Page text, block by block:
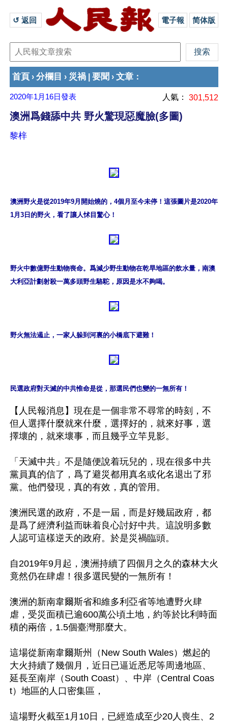
↺ 返回 電子報 简体版
首頁 › 分欄目 › 災禍 要聞 › 文章 ：
2020年1月16日發表 人氣： 301,512
澳洲爲錢舔中共 野火驚現惡魔臉(多圖)
黎梓
澳洲野火是從2019年9月開始燒的，4個月至今未停！這張圖片是2020年
1月3日的野火，看了讓人怵目驚心！
野火中數億野生動物喪命。爲減少野生動物在乾旱地區的飲水量，南澳
大利亞計劃射殺一萬多頭野生駱駝，原因是水不夠喝。
野火無法遏止，一家人躲到河裏的小橋底下避難！
民選政府對天滅的中共惟命是從，那選民們也變的一無所有！
【人民報消息】現在是一個非常不尋常的時刻，不
但人選擇什麼就來什麼，選擇好的，就來好事，選
擇壞的，就來壞事，而且幾乎立竿見影。
「天滅中共」不是隨便說着玩兒的，現在很多中共
黨員真的信了，爲了避災都用真名或化名退出了邪
黨。他們發現，真的有效，真的管用。
澳洲民選的政府，不是一屆，而是好幾屆政府，都
是爲了經濟利益而昧着良心討好中共。這說明多數
人認可這樣逆天的政府。於是災禍臨頭。
自2019年9月起，澳洲持續了四個月之久的森林大火
竟然仍在肆虐！很多選民變的一無所有！
澳洲的新南韋爾斯省和維多利亞省等地遭野火肆
虐，受災面積已逾600萬公頃土地，約等於比利時面
積的兩倍，1.5個臺灣那麼大。
這場從新南韋爾斯州（New South Wales）燃起的
大火持續了幾個月，近日已逼近悉尼等周邊地區、
延長至南岸（South Coast）、中岸（Central Coas
t）地區的人口密集區，
這場野火截至1月10日，已經造成至少20人喪生、2